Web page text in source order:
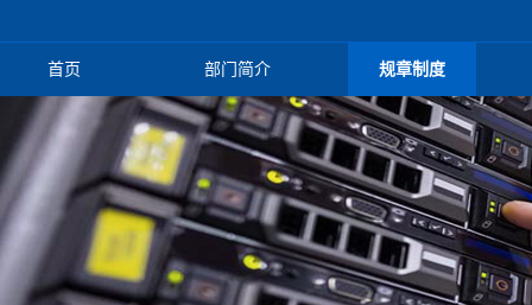
首页 部门简介 规章制度